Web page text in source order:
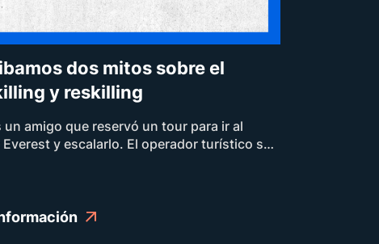
dos mitos sobre el
y reskilling
un amigo que reservó un tour para ir al
Everest y escalarlo. El operador turístico se
llegues a ver una selfi de tu amigo en el